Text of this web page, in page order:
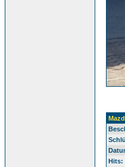
Hits: